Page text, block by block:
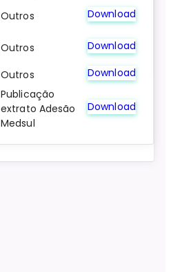
Outros
Download
Outros Download
Outros Download
Publicação
extrato Adesão
Medsul
Download